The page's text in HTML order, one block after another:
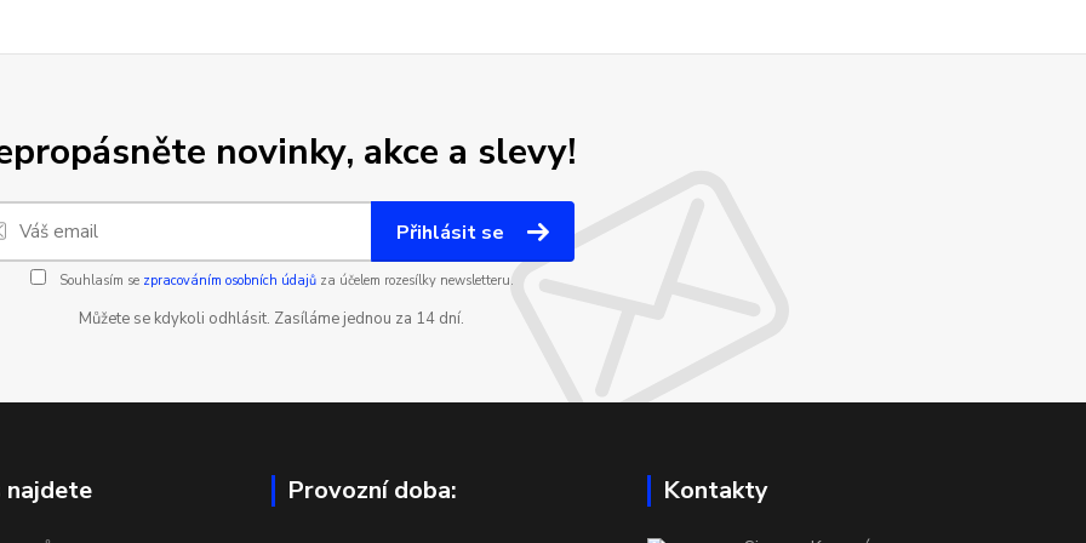
novinky, akce a slevy!
Přihlásit se
Souhlasím se zpracováním osobních údajůza účelem rozesílky newsletteru.
Můžete se kdykoli odhlásit. Zasíláme jednou za 14 dní.
najdete Provozní doba: Kontakty